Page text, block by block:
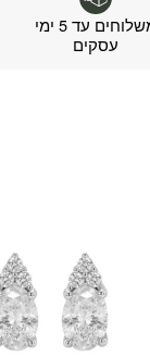
משלוחים עד 5 ימי
עסקים